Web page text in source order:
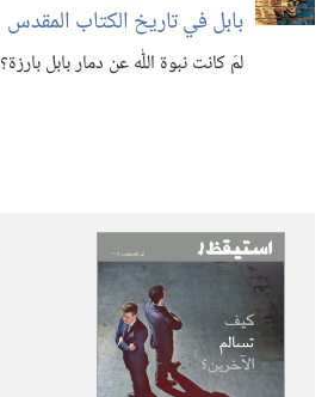
بابل في تاريخ الكتاب المقدس
لمَ كانت نبوة اللّٰه عن دمار بابل بارزة؟‏